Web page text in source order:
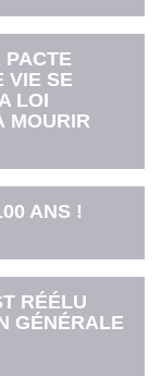
PACTE
VIE SE
LOI
MOURIR
ANS !
RÉÉLU
GÉNÉRALE